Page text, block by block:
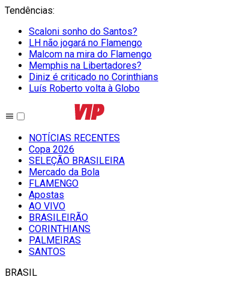
Tendências:
Scaloni sonho do Santos?
LH não jogará no Flamengo
Malcom na mira do Flamengo
Memphis na Libertadores?
Diniz é criticado no Corinthians
Luís Roberto volta à Globo
NOTÍCIAS RECENTES
Copa 2026
SELEÇÃO BRASILEIRA
Mercado da Bola
FLAMENGO
Apostas
AO VIVO
BRASILEIRÃO
CORINTHIANS
PALMEIRAS
SANTOS
BRASIL